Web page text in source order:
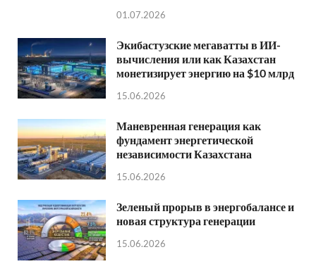
01.07.2026
Экибастузские мегаватты в ИИ-
вычисления или как Казахстан
монетизирует энергию на $10 млрд
15.06.2026
Маневренная генерация как
фундамент энергетической
независимости Казахстана
15.06.2026
Зеленый прорыв в энергобалансе и
новая структура генерации
15.06.2026